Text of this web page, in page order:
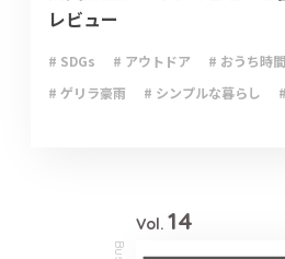
レビュー
# SDGs # アウトドア # おうち時間
# ゲリラ豪雨
# シンプルな暮らし
Vol. 14